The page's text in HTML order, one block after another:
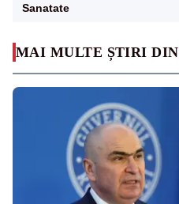
MAI MULTE ȘTIRI DIN
Sanatate